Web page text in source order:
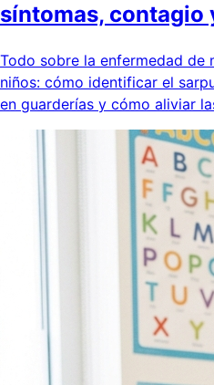
síntomas, contagio
Todo sobre la enfermedad de
niños: cómo identificar el
en guarderías y cómo aliviar